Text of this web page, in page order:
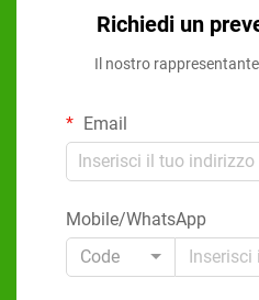
Richiedi un
Il nostro
Email
Mobile/WhatsApp
Code